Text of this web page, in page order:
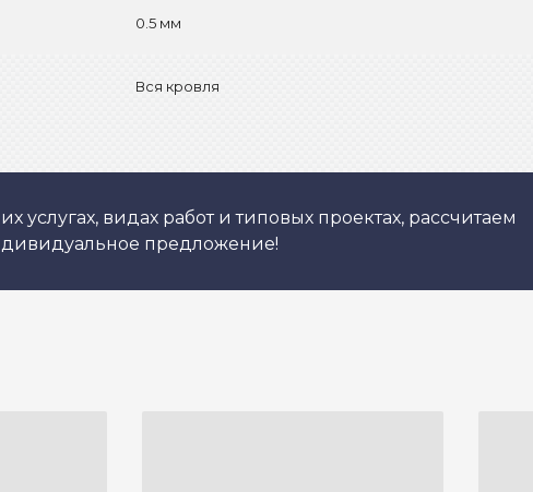
0.5 мм
Вся кровля
услугах, видах работ и типовых проектах, рассчитаем
предложение!